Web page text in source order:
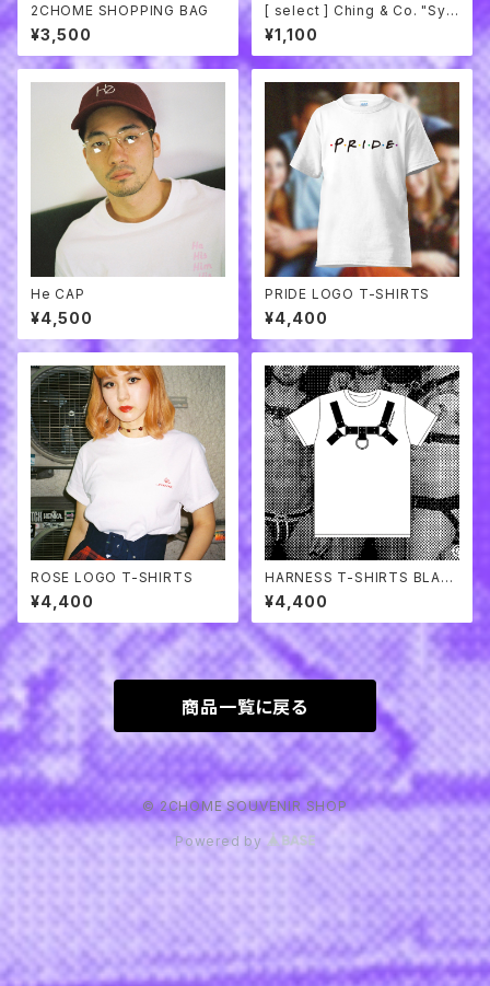
2CHOME SHOPPING BAG
¥3,500
[ select ] Ching & Co. "Sym
bol Socks
¥1,100
He CAP
¥4,500
PRIDE LOGO T-SHIRTS
¥4,400
ROSE LOGO T-SHIRTS
¥4,400
HARNESS T-SHIRTS BLAC
K
¥4,400
商品一覧に戻る
© 2CHOME SOUVENIR SHOP
Powered by